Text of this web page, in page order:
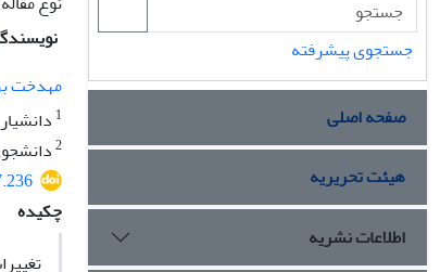
مهدخت
1
2
چکیده
جستجوی پیشرفته
صفحه اصلی
هیئت تحریریه
اطلاعات نشریه